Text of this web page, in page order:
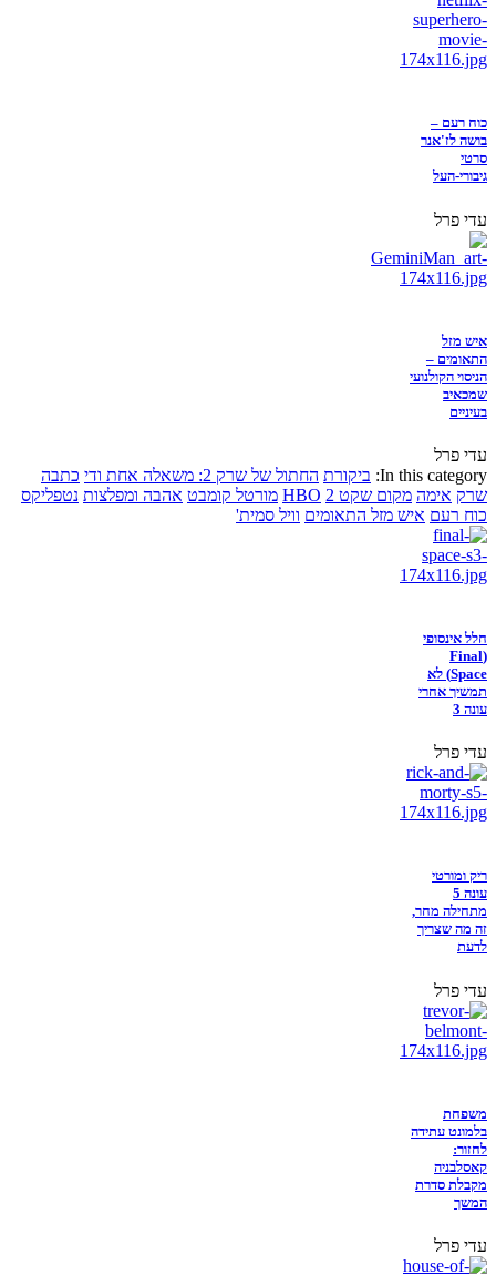
כוח רעם –
בושה לז'אנר
סרטי
גיבורי-העל
עדי פרל
איש מזל
התאומים –
הניסוי הקולנועי
שמכאיב
בעיניים
עדי פרל
In this category: ביקורת החתול של שרק 2: משאלה אחת ודי
כתבה
שרק אימה מקום שקט 2 HBO מורטל קומבט אהבה ומפלצות נטפליקס
כוח רעם איש מזל התאומים וויל סמית'
חלל אינסופי
(Final
Space) לא
תמשיך אחרי
עונה 3
עדי פרל
ריק ומורטי
עונה 5
מתחילה מחר,
זה מה שצריך
לדעת
עדי פרל
משפחת
בלמונט עתידה
לחזור:
קאסלבניה
מקבלת סדרת
המשך
עדי פרל